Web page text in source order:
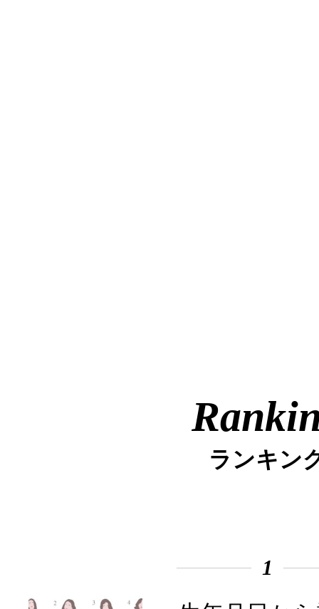
ランキン
1